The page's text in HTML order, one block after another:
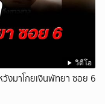
วิดีโอ
วังมาโกยเงินพัทยา ซอย 6